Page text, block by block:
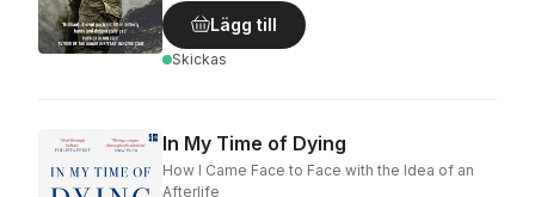
Lägg till
Skickas
In My Time of Dying
How I Came Face to Face with the Idea of an
Afterlife